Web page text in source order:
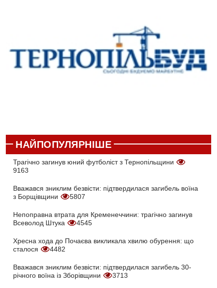
НАЙПОПУЛЯРНІШЕ
Трагічно загинув юний футболіст з Тернопільщини
9163
Вважався зниклим безвісти: підтвердилася загибель воїна
з Борщівщини
5807
Непоправна втрата для Кременеччини: трагічно загинув
Всеволод Штука
4545
Хресна хода до Почаєва викликала хвилю обурення: що
сталося
4482
Вважався зниклим безвісти: підтвердилася загибель 30-
річного воїна із Зборівщини
3713